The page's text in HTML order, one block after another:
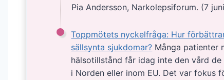
Pia Andersson, Narkolepsiforum. (7
Toppmötets nyckelfråga: Hur
sällsynta sjukdomar? Många patienter
hälsotillstånd får idag inte den vård de
i Norden eller inom EU. Det var fokus